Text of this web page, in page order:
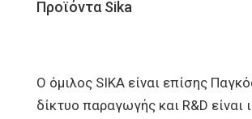
Προϊόντα Sika
Ο όμιλος SIKA είναι επίσης
δίκτυο παραγωγής και R&D είναι